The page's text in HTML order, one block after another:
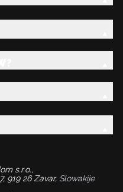
s.r.o.,
919 26 Zavar, Slowakije